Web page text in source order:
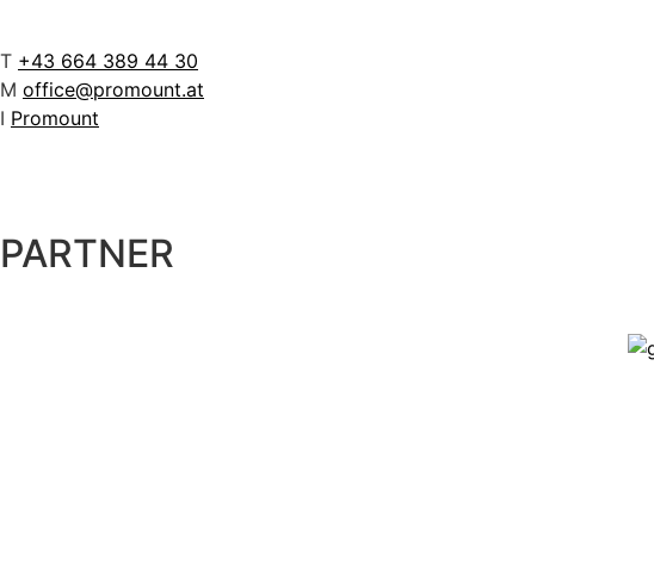
T +43 664 389 44 30
M office@promount.at
I Promount
PARTNER